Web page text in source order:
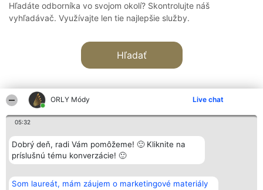
ORLY Módy Live chat
05:32
Dobrý deň, radi Vám pomôžeme! 🙂 Kliknite na
príslušnú tému konverzácie! 🙂
Som laureát, mám záujem o marketingové materiály
Hľadáte odborníka vo svojom okolí? Skontrolujte náš
vyhľadávač. Využívajte len tie najlepšie služby.
Hľadať
Organizátor hodnotenia
Bright Side Solutions sp. z o.
o. sp. k.
Wrocław 50-079
KRS 0000749100 | Regon
Hodnotenie
Laureáti
Lista
Laureatów
Podmienky
Kontakt
Kontakt